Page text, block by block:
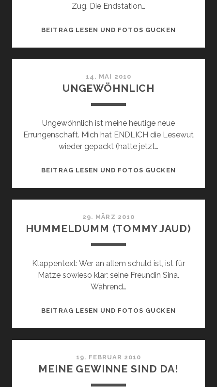
Zug. Die Endstation…
BEITRAG LESEN UND FOTOS GUCKEN
14. MAI 2010
UNGEWÖHNLICH
Ungewöhnlich ist meine heutige neue
Errungenschaft. Mich hat ENDLICH die Lesewut
wieder gepackt (hatte jetzt…
BEITRAG LESEN UND FOTOS GUCKEN
29. MÄRZ 2010
HUMMELDUMM (TOMMY JAUD)
Klappentext: Wer an allem schuld ist, ist für
Matze sowieso klar: seine Freundin Sina.
Während…
BEITRAG LESEN UND FOTOS GUCKEN
19. FEBRUAR 2010
MEINE GEWINNE SIND DA!